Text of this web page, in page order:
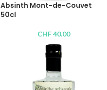
Absinth Mont-de-Couvet
50cl
CHF40.00